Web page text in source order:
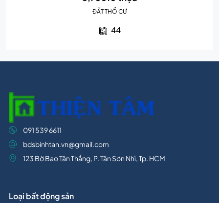
ĐẤT THỔ CƯ
44
091 539 6611
bdsbinhtan.vn@gmail.com
123 Bờ Bao Tân Thắng, P. Tân Sơn Nhì, Tp. HCM
Loại bất động sản